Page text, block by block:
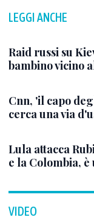
LEGGI ANCHE
Raid russi su
bambino vicino
Cnn, 'il capo
cerca una via
Lula attacca
e la Colombia,
VIDEO